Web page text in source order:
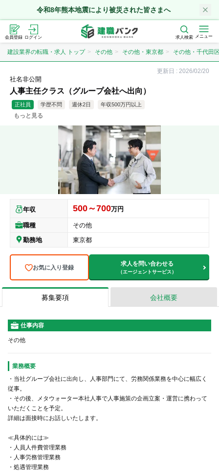
令和8年熊本地震により被災された皆さまへ
会員登録 ログイン 求人検索 メニュー
建設業界の転職・求人 トップ その他 その他・東京都 その他・千代田
更新日 : 2026/02/20
社名非公開
人事主任クラス（グループ会社へ出向）
正社員 学歴不問 週休2日 年収500万円以上
もっと見る
年収 500～700万円
職種
その他
勤務地
東京都
お気に入り登録
求人を問い合わせる
（エージェントサービス）
募集要項 会社概要
仕事内容
その他
業務概要
・当社グループ会社に出向し、人事部門にて、労務関係業務を中心に幅広く
従事。
・その後、メタウォーター本社人事で人事施策の企画立案・運営に携わって
いただくことを予定。
詳細は面接時にお話しいたします。
≪具体的には≫
・人員人件費管理業務
・人事労務管理業務
・処遇管理業務